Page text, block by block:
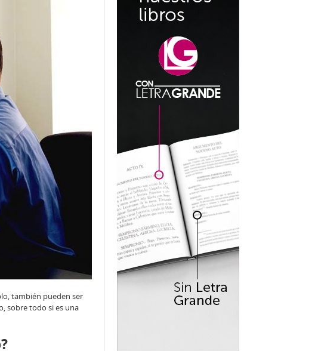
también pueden ser
sobre todo si es una